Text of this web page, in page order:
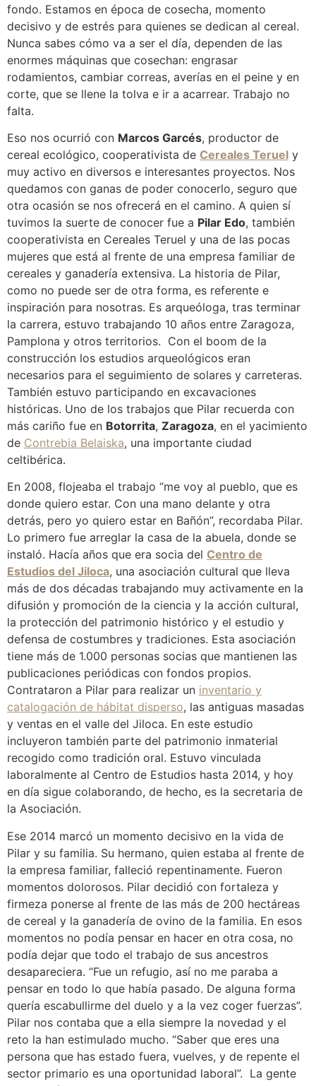
fondo. Estamos en época de cosecha, momento
decisivo y de estrés para quienes se dedican al cereal.
Nunca sabes cómo va a ser el día, dependen de las
enormes máquinas que cosechan: engrasar
rodamientos, cambiar correas, averías en el peine y en
corte, que se llene la tolva e ir a acarrear. Trabajo no
falta.
Eso nos ocurrió con Marcos Garcés, productor de
cereal ecológico, cooperativista de Cereales Teruel y
muy activo en diversos e interesantes proyectos. Nos
quedamos con ganas de poder conocerlo, seguro que
otra ocasión se nos ofrecerá en el camino. A quien sí
tuvimos la suerte de conocer fue a Pilar Edo, también
cooperativista en Cereales Teruel y una de las pocas
mujeres que está al frente de una empresa familiar de
cereales y ganadería extensiva. La historia de Pilar,
como no puede ser de otra forma, es referente e
inspiración para nosotras. Es arqueóloga, tras terminar
la carrera, estuvo trabajando 10 años entre Zaragoza,
Pamplona y otros territorios. Con el boom de la
construcción los estudios arqueológicos eran
necesarios para el seguimiento de solares y carreteras.
También estuvo participando en excavaciones
históricas. Uno de los trabajos que Pilar recuerda con
más cariño fue en Botorrita, Zaragoza, en el yacimiento
de Contrebia Belaiska, una importante ciudad
celtibérica.
En 2008, flojeaba el trabajo “me voy al pueblo, que es
donde quiero estar. Con una mano delante y otra
detrás, pero yo quiero estar en Bañón”, recordaba Pilar.
Lo primero fue arreglar la casa de la abuela, donde se
instaló. Hacía años que era socia del Centro de
Estudios del Jiloca, una asociación cultural que lleva
más de dos décadas trabajando muy activamente en la
difusión y promoción de la ciencia y la acción cultural,
la protección del patrimonio histórico y el estudio y
defensa de costumbres y tradiciones. Esta asociación
tiene más de 1.000 personas socias que mantienen las
publicaciones periódicas con fondos propios.
Contrataron a Pilar para realizar un inventario y
catalogación de hábitat disperso, las antiguas masadas
y ventas en el valle del Jiloca. En este estudio
incluyeron también parte del patrimonio inmaterial
recogido como tradición oral. Estuvo vinculada
laboralmente al Centro de Estudios hasta 2014, y hoy
en día sigue colaborando, de hecho, es la secretaria de
la Asociación.
Ese 2014 marcó un momento decisivo en la vida de
Pilar y su familia. Su hermano, quien estaba al frente de
la empresa familiar, falleció repentinamente. Fueron
momentos dolorosos. Pilar decidió con fortaleza y
firmeza ponerse al frente de las más de 200 hectáreas
de cereal y la ganadería de ovino de la familia. En esos
momentos no podía pensar en hacer en otra cosa, no
podía dejar que todo el trabajo de sus ancestros
desapareciera. “Fue un refugio, así no me paraba a
pensar en todo lo que había pasado. De alguna forma
quería escabullirme del duelo y a la vez coger fuerzas”.
Pilar nos contaba que a ella siempre la novedad y el
reto la han estimulado mucho. “Saber que eres una
persona que has estado fuera, vuelves, y de repente el
sector primario es una oportunidad laboral”. La gente